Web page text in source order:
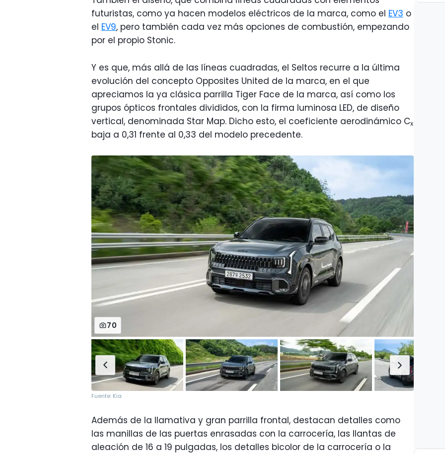
futuristas, como ya hacen modelos eléctricos de la marca, como el EV3 o
el EV9, pero también cada vez más opciones de combustión, empezando
por el propio Stonic.
Y es que, más allá de las líneas cuadradas, el Seltos recurre a la última
evolución del concepto Opposites United de la marca, en el que
apreciamos la ya clásica parrilla Tiger Face de la marca, así como los
grupos ópticos frontales divididos, con la firma luminosa LED, de diseño
vertical, denominada Star Map. Dicho esto, el coeficiente aerodinámico Cx
baja a 0,31 frente al 0,33 del modelo precedente.
70
Fuente: Kia
Además de la llamativa y gran parrilla frontal, destacan detalles como
las manillas de las puertas enrasadas con la carrocería, las llantas de
aleación de 16 a 19 pulgadas, los detalles bicolor de la carrocería o la